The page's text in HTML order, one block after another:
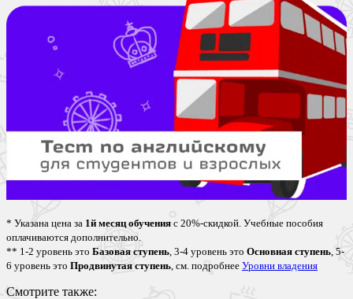
* Указана цена за 1й месяц обучения с 20%-скидкой. Учебные пособия
оплачиваются дополнительно.
** 1-2 уровень это Базовая ступень , 3-4 уровень это Основная ступень , 5-
6 уровень это Продвинутая ступень , см. подробнее Уровни владения
Смотрите также: